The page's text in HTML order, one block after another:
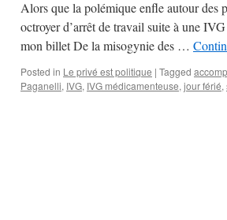
Alors que la polémique enfle autour des
octroyer d’arrêt de travail suite à une
mon billet De la misogynie des …
Posted in Le privé est politique | Tagged
Paganelli, IVG, IVG médicamenteuse, jour férié,